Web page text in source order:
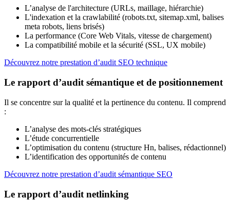
L’analyse de l'architecture (URLs, maillage, hiérarchie)
L'indexation et la crawlabilité (robots.txt, sitemap.xml, balises
meta robots, liens brisés)
La performance (Core Web Vitals, vitesse de chargement)
La compatibilité mobile et la sécurité (SSL, UX mobile)
Découvrez notre prestation d’audit SEO technique
Le rapport d’audit sémantique et de positionnement
Il se concentre sur la qualité et la pertinence du contenu. Il comprend
:
L’analyse des mots-clés stratégiques
L’étude concurrentielle
L’optimisation du contenu (structure Hn, balises, rédactionnel)
L’identification des opportunités de contenu
Découvrez notre prestation d’audit sémantique SEO
Le rapport d’audit netlinking